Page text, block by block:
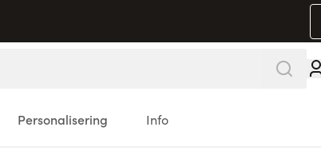
Personalisering Info